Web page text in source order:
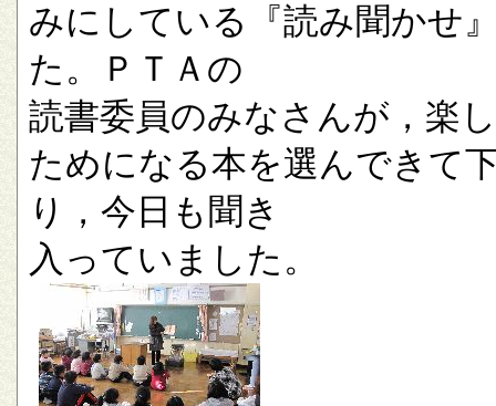
みにしている『読み聞かせ
た。ＰＴＡの
読書委員のみなさんが，楽
ためになる本を選んできて
り，今日も聞き
入っていました。